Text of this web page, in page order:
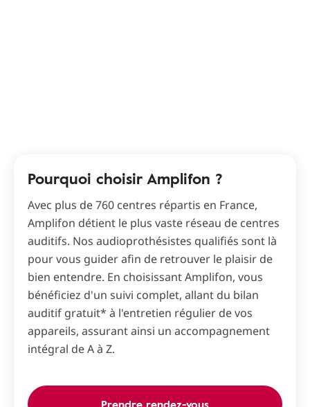
Pourquoi choisir Amplifon ?
Avec plus de 760 centres répartis en France,
Amplifon détient le plus vaste réseau de centres
auditifs. Nos audioprothésistes qualifiés sont là
pour vous guider afin de retrouver le plaisir de
bien entendre. En choisissant Amplifon, vous
bénéficiez d'un suivi complet, allant du bilan
auditif gratuit* à l'entretien régulier de vos
appareils, assurant ainsi un accompagnement
intégral de A à Z.